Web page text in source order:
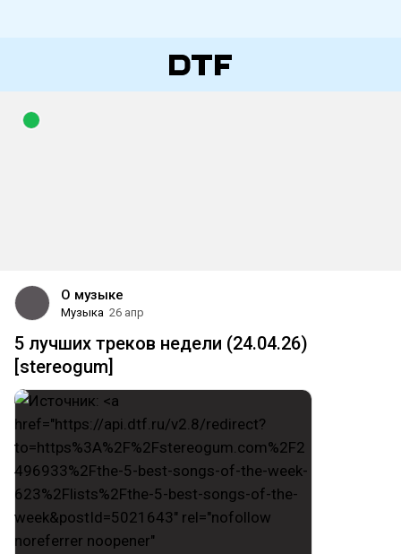
О музыке
Музыка 26 апр
5 лучших треков недели (24.04.26)
[stereogum]